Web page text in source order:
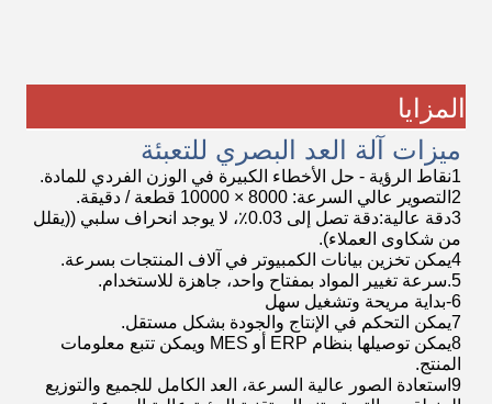
المزايا
ميزات آلة العد البصري للتعبئة
1نقاط الرؤية - حل الأخطاء الكبيرة في الوزن الفردي للمادة.
2التصوير عالي السرعة: 8000 × 10000 قطعة / دقيقة.
3دقة عالية:دقة تصل إلى 0.03٪، لا يوجد انحراف سلبي ((يقلل
من شكاوى العملاء).
4يمكن تخزين بيانات الكمبيوتر في آلاف المنتجات بسرعة.
5.سرعة تغيير المواد بمفتاح واحد، جاهزة للاستخدام.
6-بداية مريحة وتشغيل سهل
7يمكن التحكم في الإنتاج والجودة بشكل مستقل.
8يمكن توصيلها بنظام ERP أو MES ويمكن تتبع معلومات
المنتج.
9استعادة الصور عالية السرعة، العد الكامل للجميع والتوزيع